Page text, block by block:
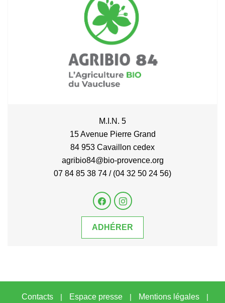
M.I.N. 5
15 Avenue Pierre Grand
84 953 Cavaillon cedex
agribio84@bio-provence.org
07 84 85 38 74 / (04 32 50 24 56)
ADHÉRER
Contacts | Espace presse | Mentions légales
|